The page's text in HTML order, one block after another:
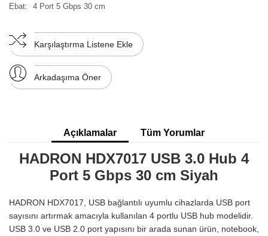
Ebat:
4 Port 5 Gbps 30 cm
Karşılaştırma Listene Ekle
Arkadaşıma Öner
Açıklamalar Tüm Yorumlar
HADRON HDX7017 USB 3.0 Hub 4
Port 5 Gbps 30 cm Siyah
HADRON HDX7017, USB bağlantılı uyumlu cihazlarda USB port
sayısını artırmak amacıyla kullanılan 4 portlu USB hub modelidir.
USB 3.0 ve USB 2.0 port yapısını bir arada sunan ürün, notebook,